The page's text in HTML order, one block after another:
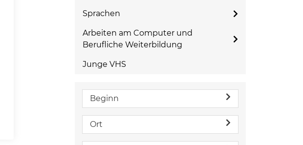
Sprachen
Arbeiten am Computer und
Berufliche Weiterbildung
Junge VHS
Beginn
Ort